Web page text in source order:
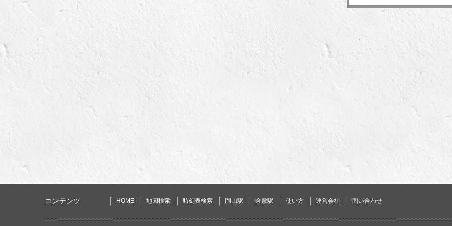
コンテンツ HOME 地図検索 時刻表検索 岡山駅 倉敷駅 使い方 運営会社 問い合わせ